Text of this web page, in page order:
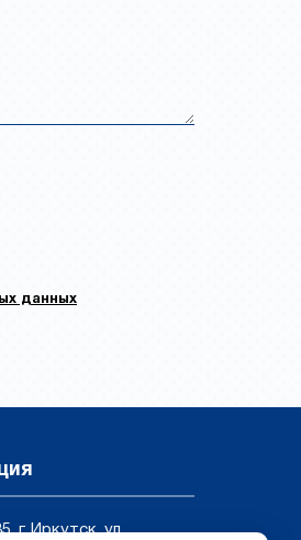
данных
г. Иркутск, ул.